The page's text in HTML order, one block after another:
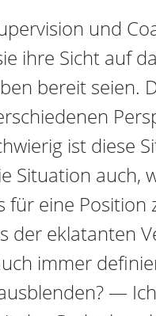
und
ihre Sicht auf
bereit seien.
ist diese
auch,
eine Position
der eklatanten
immer
—